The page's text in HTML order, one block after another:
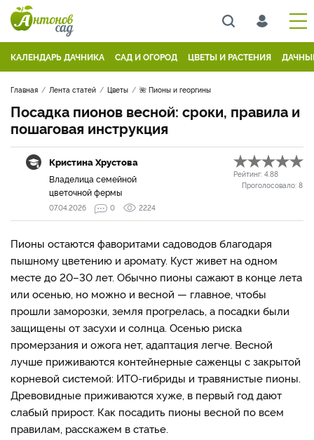
КАЛЕНДАРЬ ДАЧНИКА САД И ОГОРОД ЦВЕТЫ И РАСТЕНИЯ
Главная Лента статей Цветы 🌺 Пионы и георгины
Посадка пионов весной: сроки, правила и
пошаговая инструкция
Кристина Хрустова
Владелица семейной
цветочной фермы
Рейтинг: 4.88
Проголосовало: 8
07.04.2026 0 2224
Пионы остаются фаворитами садоводов благодаря
пышному цветению и аромату. Куст живет на одном
месте до 20–30 лет. Обычно пионы сажают в конце лета
или осенью, но можно и весной — главное, чтобы
прошли заморозки, земля прогрелась, а посадки были
защищены от засухи и солнца. Осенью риска
промерзания и ожога нет, адаптация легче. Весной
лучше приживаются контейнерные саженцы с закрытой
корневой системой: ИТО-гибриды и травянистые пионы.
Древовидные приживаются хуже, в первый год дают
слабый прирост. Как посадить пионы весной по всем
правилам, расскажем в статье.